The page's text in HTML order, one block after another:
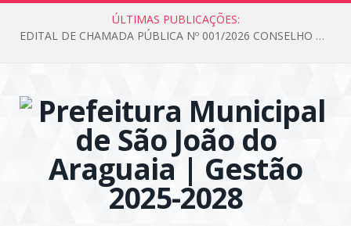
ÚLTIMAS PUBLICAÇÕES:
EDITAL DE CHAMADA PÚBLICA Nº 001/2026 CONSELHO DOS DIREITOS DA CRIANÇA E DO ADOLESCENTE